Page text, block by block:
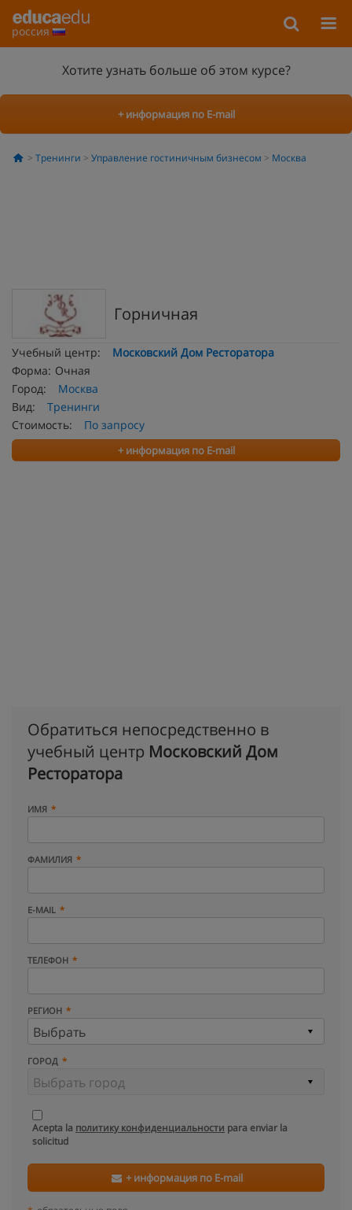
россия
Хотите узнать больше об этом курсе?
+ информация по E-mail
Тренинги Управление гостиничным бизнесом Москва
Горничная
Учебный центр:
Московский Дом Ресторатора
Форма: Очная
Город:
Москва
Вид:
Тренинги
Стоимость:
По запросу
+ информация по E-mail
Обратиться непосредственно в
учебный центр Московский Дом
Ресторатора
ИМЯ
ФАМИЛИЯ
E-MAIL
ТЕЛЕФОН
РЕГИОН
ГОРОД
Acepta la политику конфиденциальности para enviar la
solicitud
+ информация по E-mail